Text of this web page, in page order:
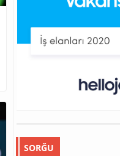
SORĞU